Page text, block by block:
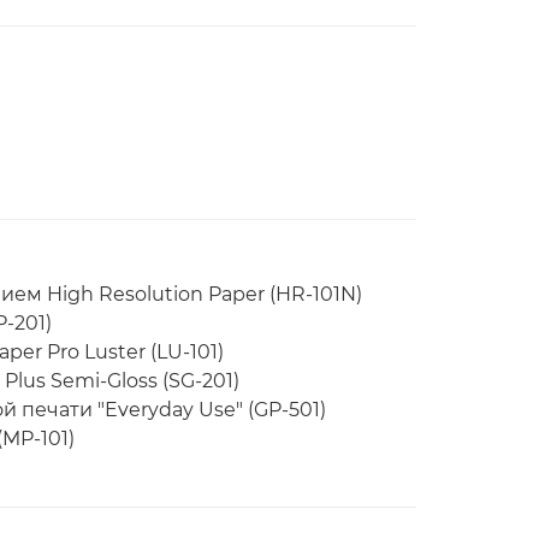
High Resolution Paper (HR-101N)
201)
Pro Luster (LU-101)
Semi-Gloss (SG-201)
печати "Everyday Use" (GP-501)
101)